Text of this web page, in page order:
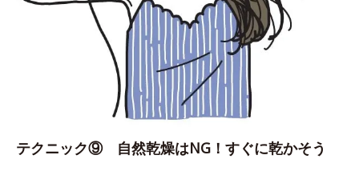
テクニック⑨ 自然乾燥はNG！すぐに乾かそう